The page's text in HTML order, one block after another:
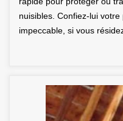
nuisibles. Confiez-lui
impeccable, si vous